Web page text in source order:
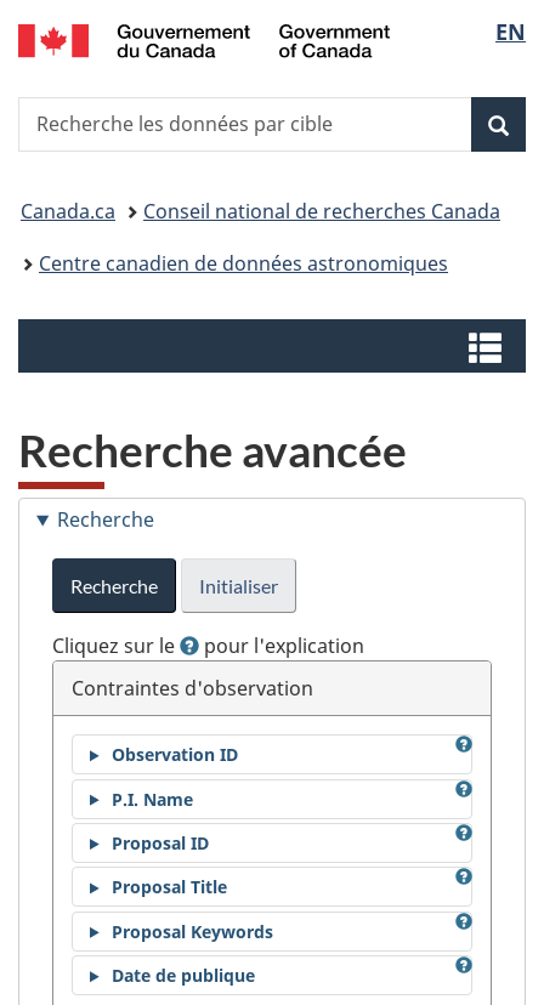
Passer
au
principal
Passer
à
version
de
la
EN
Recherche
Recherche
les
cible
Vous
êtes
Canada.ca
Conseil national de recherches Canada
Centre canadien de données astronomiques
Recherche avancée
Recherche
Recherche Initialiser
Cliquez sur le
pour l'explication
Contraintes d'observation
Observation ID
P.I. Name
Proposal ID
Proposal Title
Proposal Keywords
Date de publique